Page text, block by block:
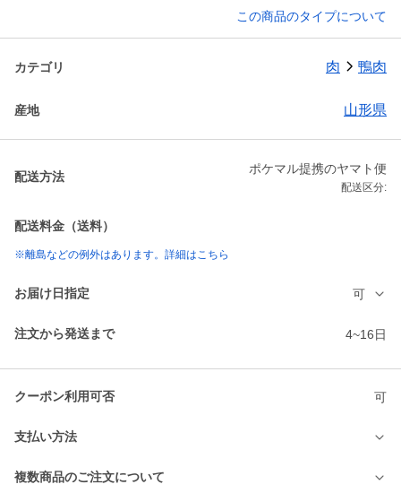
この商品のタイプについて
カテゴリ 肉 鴨肉
産地 山形県
配送方法
ポケマル提携のヤマト便
配送区分:
配送料金（送料）
※離島などの例外はあります。詳細はこちら
お届け日指定 可
注文から発送まで 4~16日
クーポン利用可否 可
支払い方法
複数商品のご注文について